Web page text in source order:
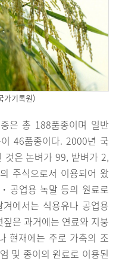
가기록원)
은 총 188품종이며 일반
46품종이다. 2000년 국
것은 논벼가 99, 밭벼가 2,
주식으로서 이용되어 왔
공업용 녹말 등의 원료로
에서는 식용유나 공업용
은 과거에는 연료와 지붕
현재에는 주로 가축의 조
및 종이의 원료로 이용된